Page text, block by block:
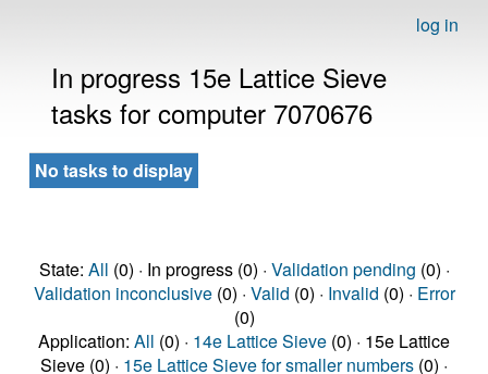
log in
In progress 15e Lattice Sieve
tasks for computer 7070676
No tasks to display
State: All (0) · In progress (0) · Validation pending (0) ·
Validation inconclusive(0) · Valid (0) · Invalid (0) · Error
(0)
Application: All (0) · 14e Lattice Sieve (0) · 15e Lattice
Sieve (0) · 15e Lattice Sieve for smaller numbers (0) ·